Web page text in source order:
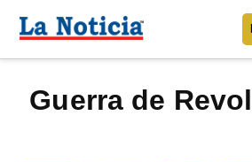
Para mantenerte informado
contenido
Noticia
Guerra de